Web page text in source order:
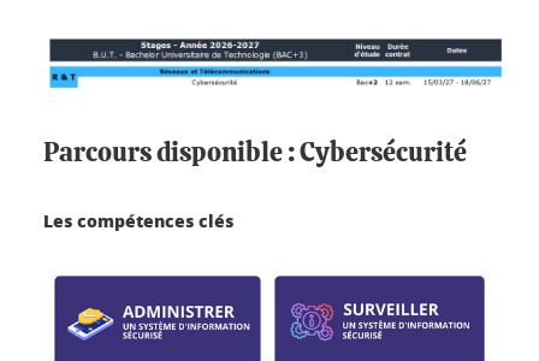
Parcours disponible : Cybersécurité
Les compétences clés